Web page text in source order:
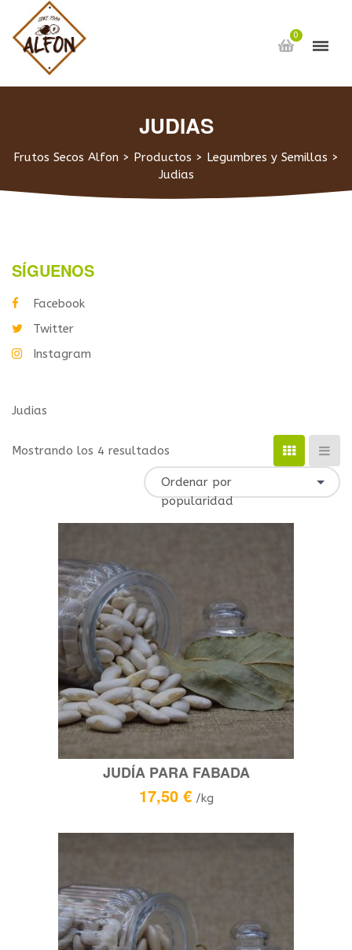
0
JUDIAS
Frutos Secos Alfon > Productos > Legumbres y Semillas >
Judias
SÍGUENOS
Facebook
Twitter
Instagram
Judias
Mostrando los 4 resultados
Ordenar por
popularidad
JUDÍA PARA FABADA
17,50 €/kg